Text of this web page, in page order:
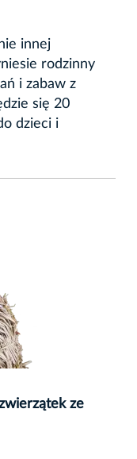
innej
rodzinny
i zabaw z
się 20
dzieci i
ze